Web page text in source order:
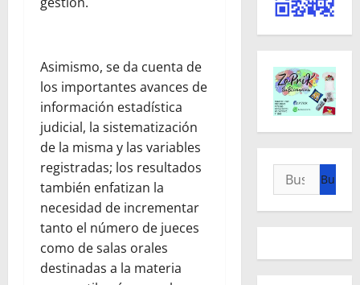
Asimismo, se da cuenta de
los importantes avances de
información estadística
judicial, la sistematización
de la misma y las variables
registradas; los resultados
también enfatizan la
necesidad de incrementar
tanto el número de jueces
como de salas orales
destinadas a la materia
Buscar: